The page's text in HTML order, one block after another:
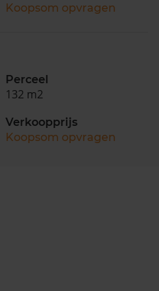
Koopsom opvragen
Perceel
132 m2
Verkoopprijs
Koopsom opvragen